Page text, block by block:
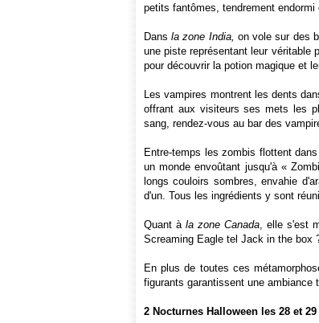
petits fantômes, tendrement
Dansla zone India, on vole sur des
une piste représentant leur véritable
pour découvrir la potion magique et
Les vampires montrent les dents
offrant aux visiteurs ses mets les
sang, rendez-vous au bar des
Entre-temps les zombis flottent dans
un monde envoûtant jusqu'à «
longs couloirs sombres, envahie
d'un. Tous les ingrédients y sont
Quant àla zone Canada, elle s'est
Screaming Eagle tel Jack in the box
En plus de toutes ces
figurants garantissent une ambiance
2 Nocturnes Halloween les 28 et